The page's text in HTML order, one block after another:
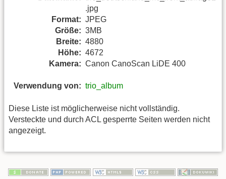
.jpg
Format: JPEG
Größe: 3MB
Breite: 4880
Höhe: 4672
Kamera: Canon CanoScan LiDE 400
Verwendung von: trio_album
Diese Liste ist möglicherweise nicht vollständig.
Versteckte und durch ACL gesperrte Seiten werden nicht
angezeigt.